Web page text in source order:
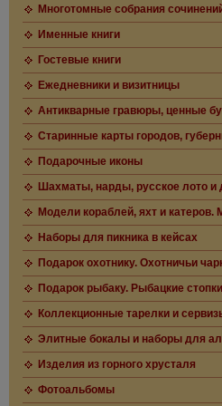
Многотомные собрания
Именные книги
Гостевые книги
Ежедневники и визитницы
Антикварные гравюры, ценные
Старинные карты городов,
Подарочные иконы
Шахматы, нарды, русское лото и
Модели кораблей, яхт и катеров.
Наборы для пикника в кейсах
Подарок охотнику. Охотничьи
Подарок рыбаку. Рыбацкие
Коллекционные тарелки и
Элитные бокалы и наборы для
Изделия из горного хрусталя
Фотоальбомы